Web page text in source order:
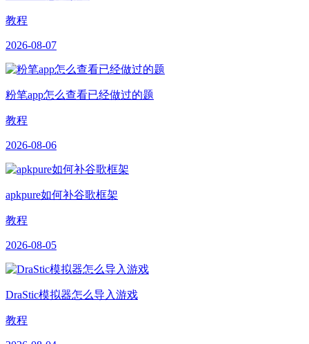
教程
2026-08-07
粉笔app怎么查看已经做过的题
教程
2026-08-06
apkpure如何补谷歌框架
教程
2026-08-05
DraStic模拟器怎么导入游戏
教程